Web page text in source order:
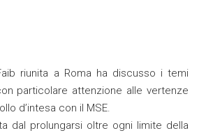
riunita a Roma ha discusso i temi
particolare attenzione alle vertenze
d’intesa con il MSE.
dal prolungarsi oltre ogni limite della